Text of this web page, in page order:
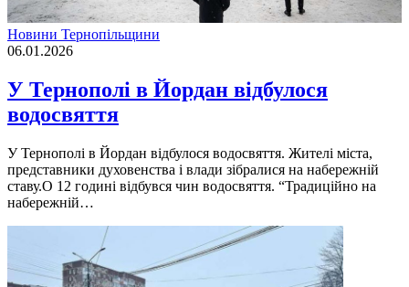
Новини Тернопільщини
06.01.2026
У Тернополі в Йордан відбулося
водосвяття
У Тернополі в Йордан відбулося водосвяття. Жителі міста,
представники духовенства і влади зібралися на набережній
ставу.О 12 годині відбувся чин водосвяття. “Традиційно на
набережній…